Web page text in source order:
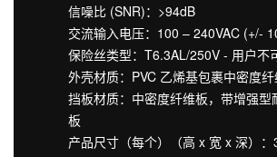
信噪比 (SNR)：>94dB
交流输入电压：100 – 240VAC (+/-
保险丝类型：T6.3AL/250V - 用户不
外壳材质：PVC 乙烯基包裹中密度纤
挡板材质：中密度纤维板，带增强型
板
产品尺寸（每个）（高 x 宽 x 深）